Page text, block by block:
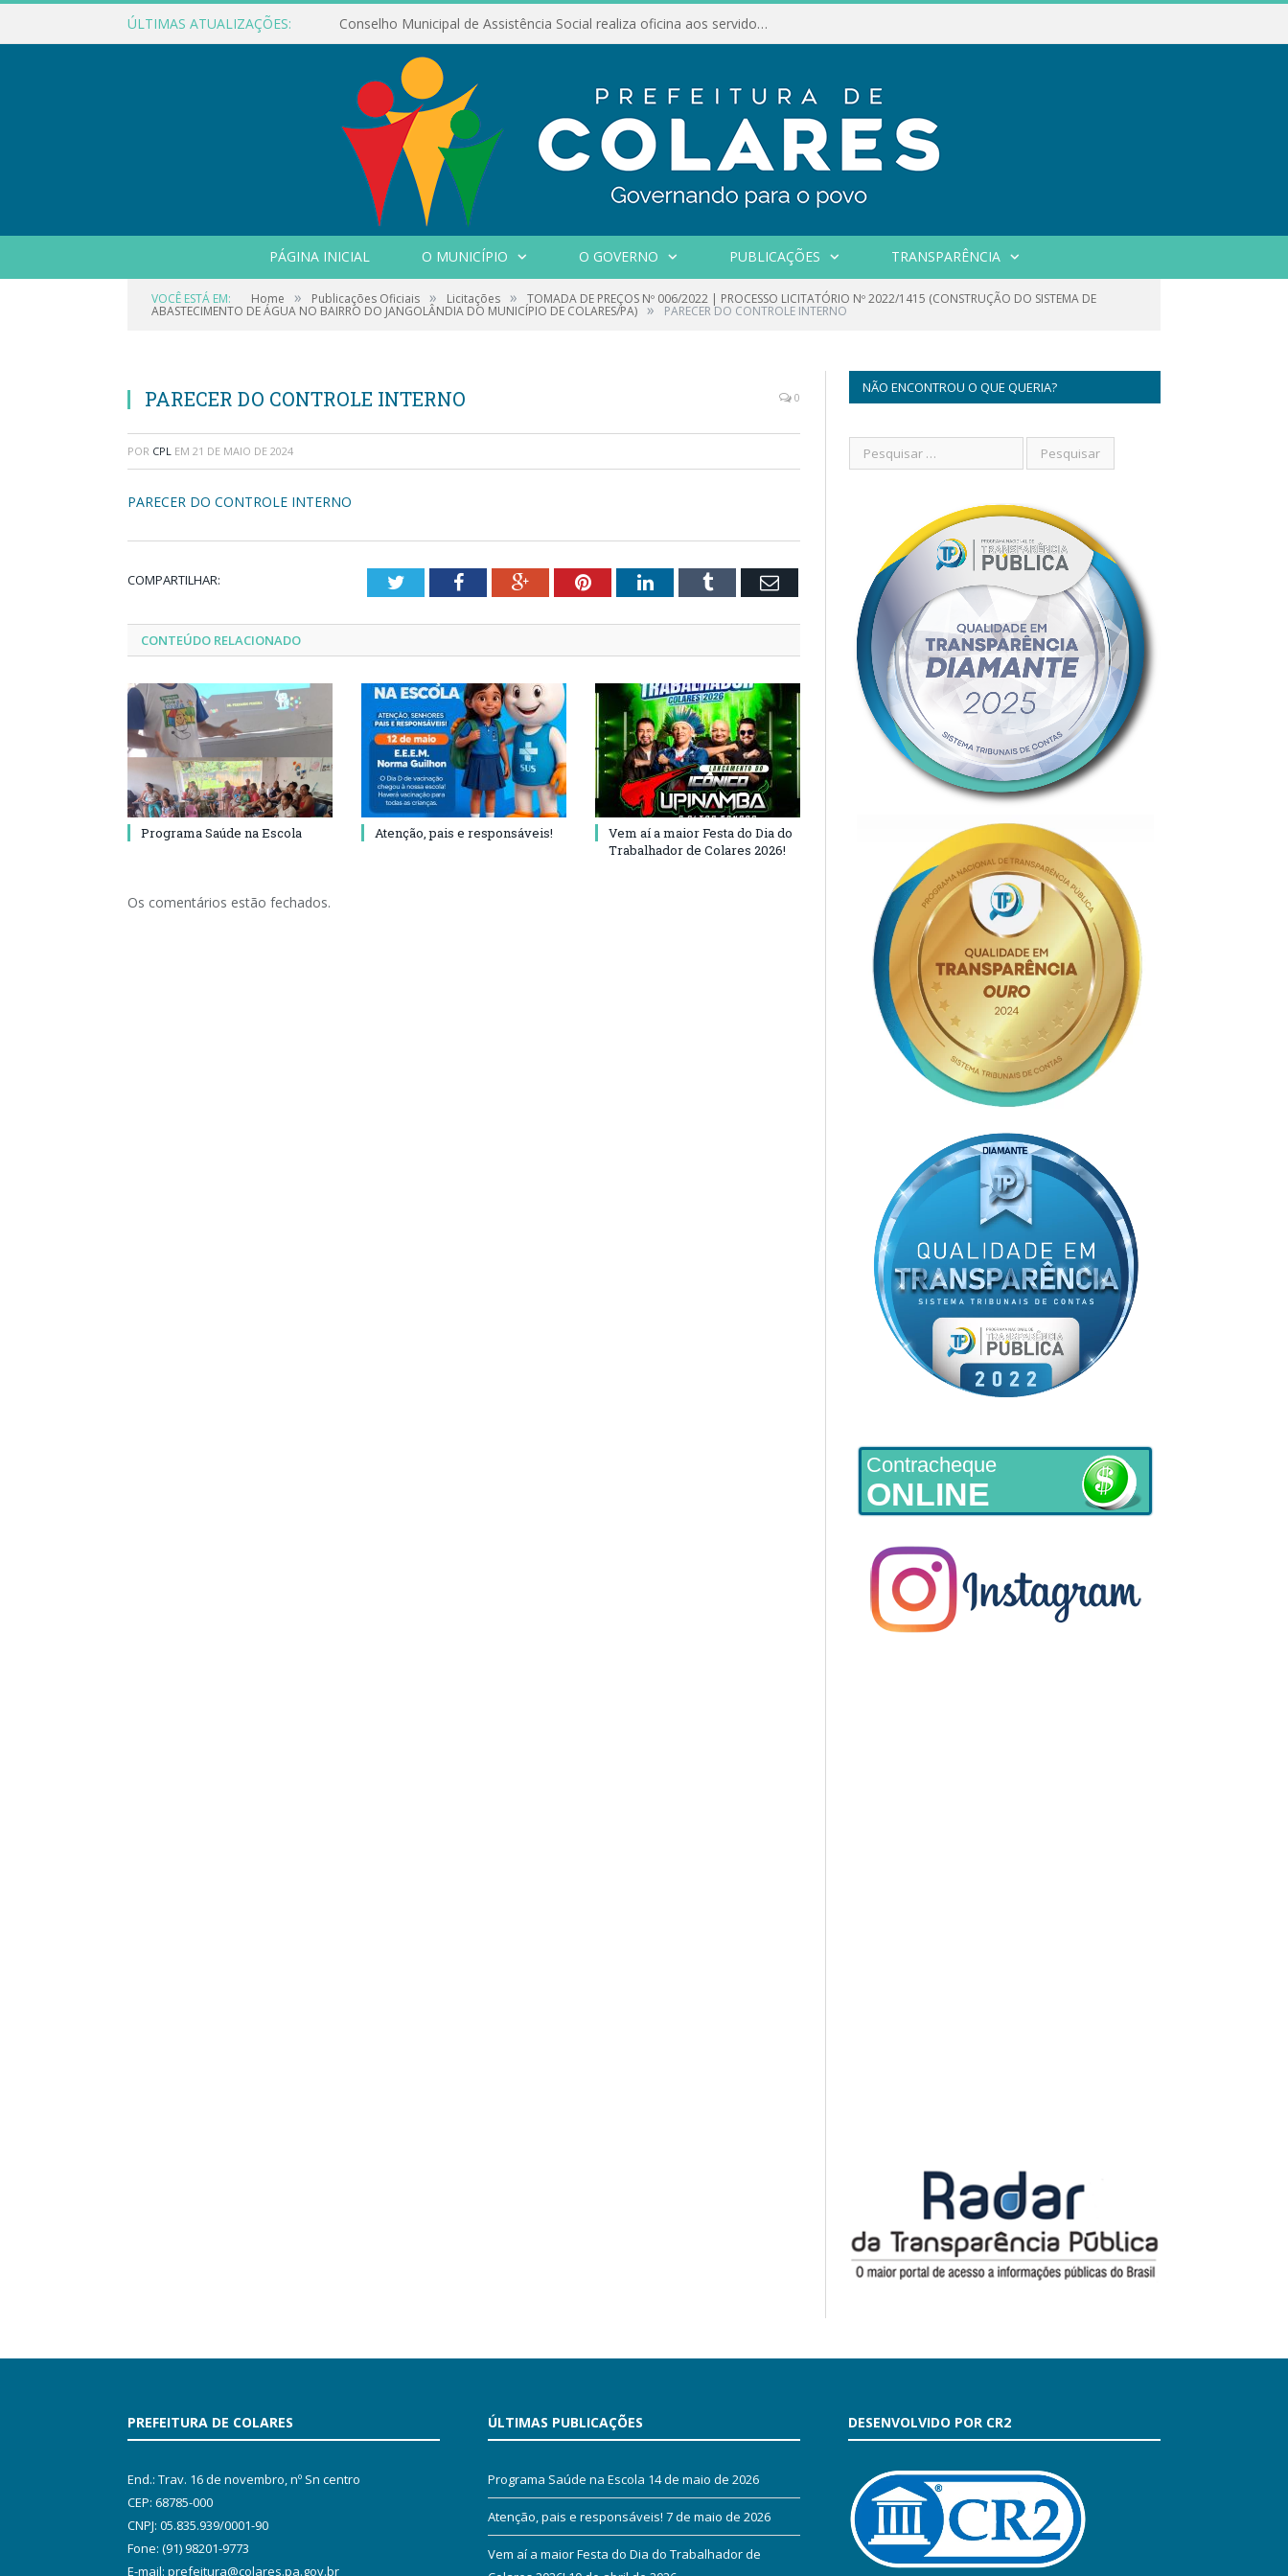
ÚLTIMAS ATUALIZAÇÕES: Conselho Municipal de Assistência Social realiza oficina aos servidores
PÁGINA INICIAL O MUNICÍPIO O GOVERNO PUBLICAÇÕES TRANSPARÊNCIA
VOCÊ ESTÁ EM: Home » Publicações Oficiais » Licitações » TOMADA DE PREÇOS Nº 006/2022 | PROCESSO LICITATÓRIO Nº 2022/1415 (CONSTRUÇÃO DO SISTEMA DE
ABASTECIMENTO DE ÁGUA NO BAIRRO DO JANGOLÂNDIA DO MUNICÍPIO DE COLARES/PA) » PARECER DO CONTROLE INTERNO
PARECER DO CONTROLE INTERNO 0
POR CPL EM 21 DE MAIO DE 2024
PARECER DO CONTROLE INTERNO
COMPARTILHAR: TwitterFacebookGoogle+PinterestLinkedInTumblr Email
CONTEÚDO RELACIONADO
Programa Saúde na Escola Atenção, pais e responsáveis!
Vem aí a maior Festa do Dia do
Trabalhador de Colares 2026!
Os comentários estão fechados.
NÃO ENCONTROU O QUE QUERIA?
Contracheque
ONLINE
PREFEITURA DE COLARES
End.: Trav. 16 de novembro, nº Sn centro
CEP: 68785-000
CNPJ: 05.835.939/0001-90
Fone: (91) 98201-9773
E-mail: prefeitura@colares.pa.gov.br
ÚLTIMAS PUBLICAÇÕES
Programa Saúde na Escola 14 de maio de 2026
Atenção, pais e responsáveis! 7 de maio de 2026
Vem aí a maior Festa do Dia do Trabalhador de
DESENVOLVIDO POR CR2